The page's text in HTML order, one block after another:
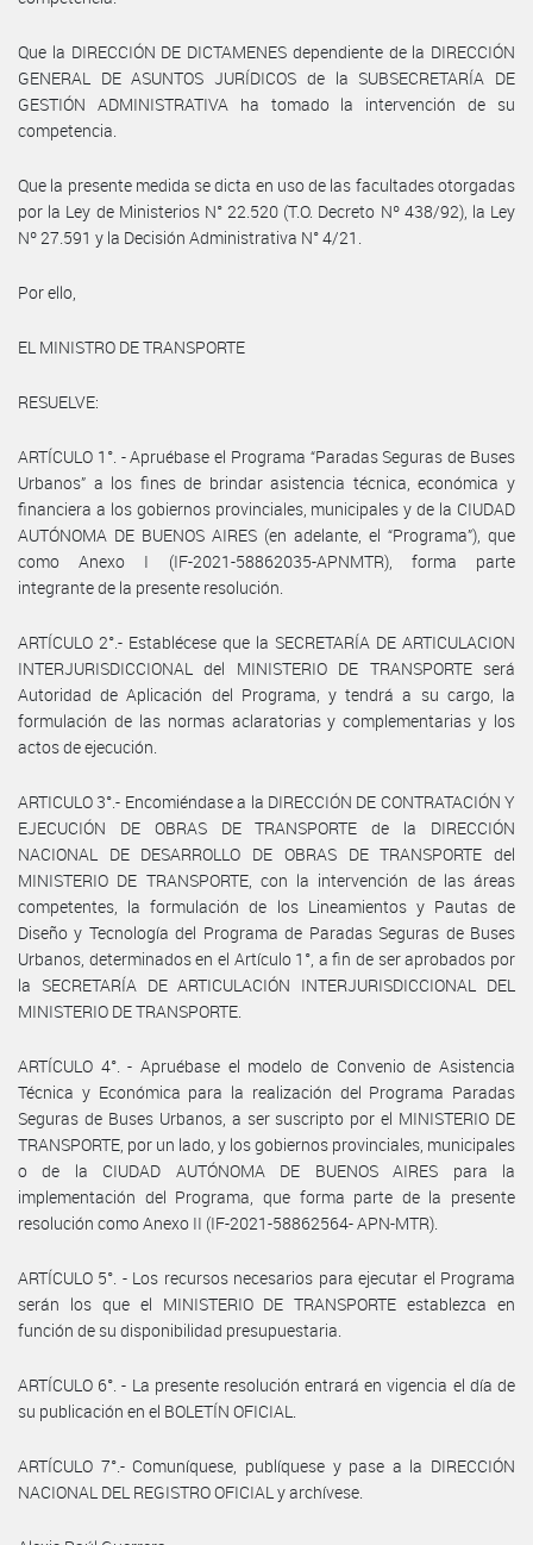
Que la DIRECCIÓN DE DICTAMENES dependiente de la DIRECCIÓN
GENERAL DE ASUNTOS JURÍDICOS de la SUBSECRETARÍA DE
GESTIÓN ADMINISTRATIVA ha tomado la intervención de su
competencia.
Que la presente medida se dicta en uso de las facultades otorgadas
por la Ley de Ministerios N° 22.520 (T.O. Decreto Nº 438/92), la Ley
Nº 27.591 y la Decisión Administrativa N° 4/21.
Por ello,
EL MINISTRO DE TRANSPORTE
RESUELVE:
ARTÍCULO 1°. - Apruébase el Programa “Paradas Seguras de Buses
Urbanos” a los fines de brindar asistencia técnica, económica y
financiera a los gobiernos provinciales, municipales y de la CIUDAD
AUTÓNOMA DE BUENOS AIRES (en adelante, el “Programa”), que
como Anexo I (IF-2021-58862035-APNMTR), forma parte
integrante de la presente resolución.
ARTÍCULO 2°.- Establécese que la SECRETARÍA DE ARTICULACION
INTERJURISDICCIONAL del MINISTERIO DE TRANSPORTE será
Autoridad de Aplicación del Programa, y tendrá a su cargo, la
formulación de las normas aclaratorias y complementarias y los
actos de ejecución.
ARTICULO 3°.- Encomiéndase a la DIRECCIÓN DE CONTRATACIÓN Y
EJECUCIÓN DE OBRAS DE TRANSPORTE de la DIRECCIÓN
NACIONAL DE DESARROLLO DE OBRAS DE TRANSPORTE del
MINISTERIO DE TRANSPORTE, con la intervención de las áreas
competentes, la formulación de los Lineamientos y Pautas de
Diseño y Tecnología del Programa de Paradas Seguras de Buses
Urbanos, determinados en el Artículo 1°, a fin de ser aprobados por
la SECRETARÍA DE ARTICULACIÓN INTERJURISDICCIONAL DEL
MINISTERIO DE TRANSPORTE.
ARTÍCULO 4°. - Apruébase el modelo de Convenio de Asistencia
Técnica y Económica para la realización del Programa Paradas
Seguras de Buses Urbanos, a ser suscripto por el MINISTERIO DE
TRANSPORTE, por un lado, y los gobiernos provinciales, municipales
o de la CIUDAD AUTÓNOMA DE BUENOS AIRES para la
implementación del Programa, que forma parte de la presente
resolución como Anexo II (IF-2021-58862564- APN-MTR).
ARTÍCULO 5°. - Los recursos necesarios para ejecutar el Programa
serán los que el MINISTERIO DE TRANSPORTE establezca en
función de su disponibilidad presupuestaria.
ARTÍCULO 6°. - La presente resolución entrará en vigencia el día de
su publicación en el BOLETÍN OFICIAL.
ARTÍCULO 7°.- Comuníquese, publíquese y pase a la DIRECCIÓN
NACIONAL DEL REGISTRO OFICIAL y archívese.